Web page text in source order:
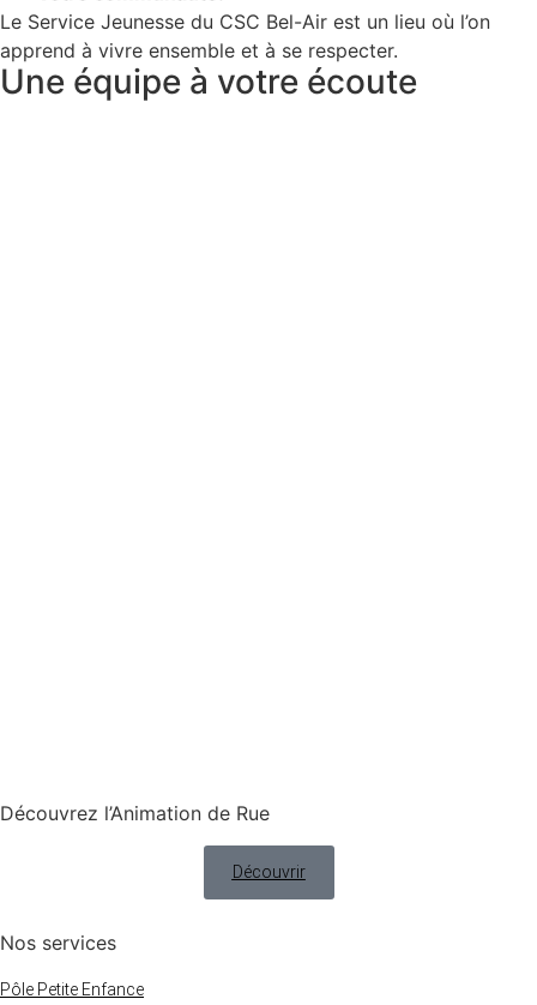
Le Service Jeunesse du CSC Bel-Air est un lieu où l’on
apprend à vivre ensemble et à se respecter.
Une équipe à votre écoute
Découvrez l’Animation de Rue
Découvrir
Nos services
Pôle Petite Enfance